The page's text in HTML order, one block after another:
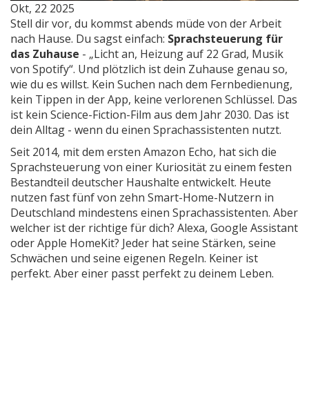
Okt, 22 2025
Stell dir vor, du kommst abends müde von der Arbeit
nach Hause. Du sagst einfach: Sprachsteuerung für
das Zuhause - „Licht an, Heizung auf 22 Grad, Musik
von Spotify“. Und plötzlich ist dein Zuhause genau so,
wie du es willst. Kein Suchen nach dem Fernbedienung,
kein Tippen in der App, keine verlorenen Schlüssel. Das
ist kein Science-Fiction-Film aus dem Jahr 2030. Das ist
dein Alltag - wenn du einen Sprachassistenten nutzt.
Seit 2014, mit dem ersten Amazon Echo, hat sich die
Sprachsteuerung von einer Kuriosität zu einem festen
Bestandteil deutscher Haushalte entwickelt. Heute
nutzen fast fünf von zehn Smart-Home-Nutzern in
Deutschland mindestens einen Sprachassistenten. Aber
welcher ist der richtige für dich? Alexa, Google Assistant
oder Apple HomeKit? Jeder hat seine Stärken, seine
Schwächen und seine eigenen Regeln. Keiner ist
perfekt. Aber einer passt perfekt zu deinem Leben.